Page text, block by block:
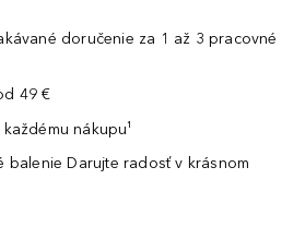
doručenie za 1 až 3 pracovné
49 €
nákupu¹
balenie Darujte radosť v krásnom